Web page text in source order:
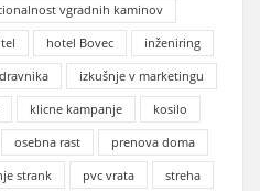
vgradnih kaminov
hotel Bovec
inženiring
izkušnje v marketingu
klicne kampanje
kosilo
osebna rast
prenova doma
strank pvc vrata streha